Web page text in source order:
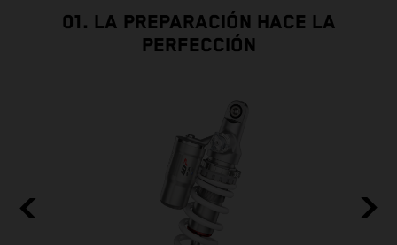
01. LA PREPARACIÓN HACE LA
PERFECCIÓN